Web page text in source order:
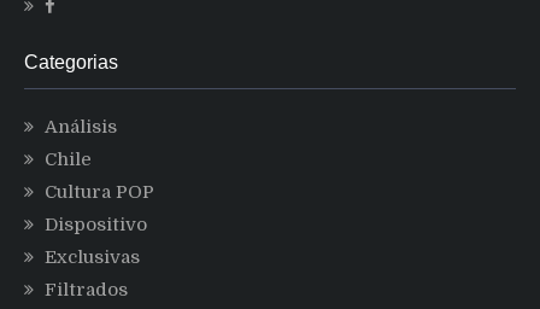
Categorias
Análisis
Chile
Cultura POP
Dispositivo
Exclusivas
Filtrados